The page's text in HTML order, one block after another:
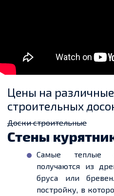
Цены на
строительных
Доски строительные
Стены
Самые теплые
получаются из
бруса илибревен
постройку, в